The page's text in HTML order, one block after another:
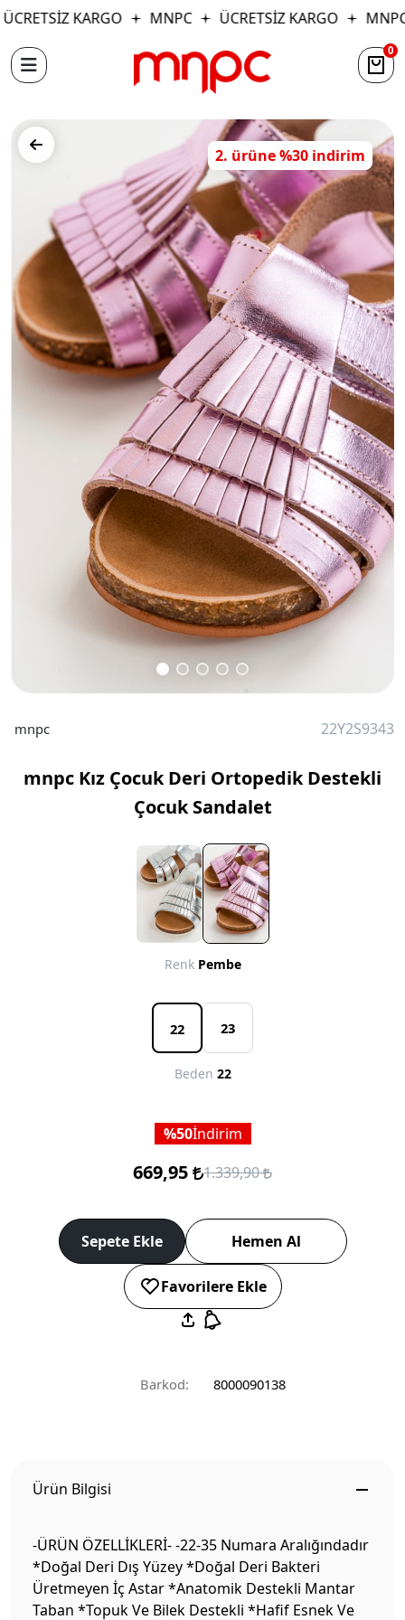
KARGO MNPC ÜCRETSİZ KARGO MNPC
0
2. ürüne %30 indirim
mnpc 22Y2S9343
mnpc Kız Çocuk Deri Ortopedik Destekli
Çocuk Sandalet
Renk Pembe
22 23
Beden 22
50İndirim
669,95 1.339,90
Sepete Ekle Hemen Al
Favorilere Ekle
Barkod: 8000090138
Ürün Bilgisi
-ÜRÜN ÖZELLİKLERİ- -22-35 Numara Aralığındadır
*Doğal Deri Dış Yüzey *Doğal Deri Bakteri
Üretmeyen İç Astar *Anatomik Destekli Mantar
Taban *Topuk Ve Bilek Destekli *Hafif Esnek Ve